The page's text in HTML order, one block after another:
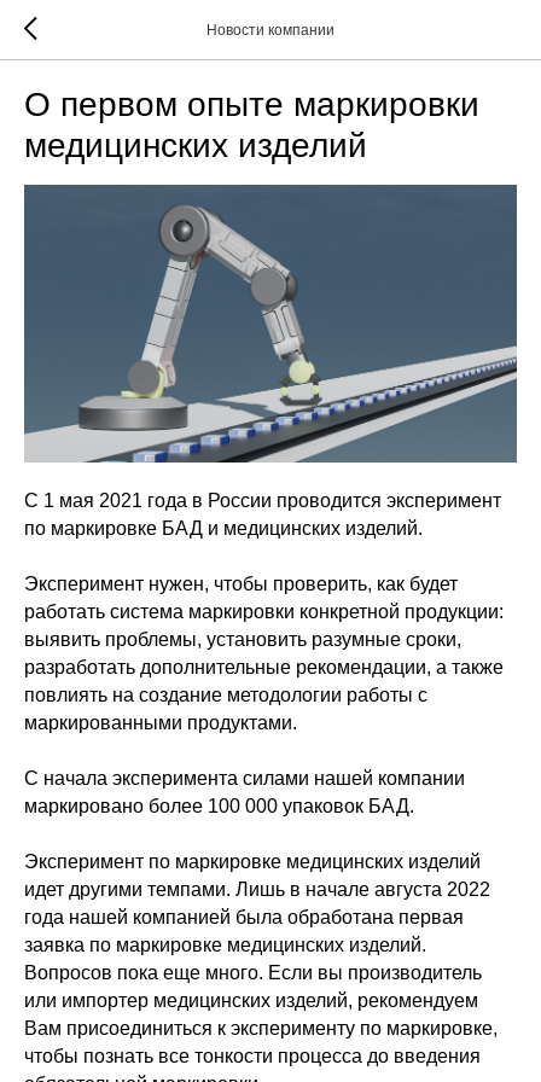
Новости компании
О первом опыте маркировки
медицинских изделий
С 1 мая 2021 года в России проводится эксперимент
по маркировке БАД и медицинских изделий.
Эксперимент нужен, чтобы проверить, как будет
работать система маркировки конкретной продукции:
выявить проблемы, установить разумные сроки,
разработать дополнительные рекомендации, а также
повлиять на создание методологии работы с
маркированными продуктами.
С начала эксперимента силами нашей компании
маркировано более 100 000 упаковок БАД.
Эксперимент по маркировке медицинских изделий
идет другими темпами. Лишь в начале августа 2022
года нашей компанией была обработана первая
заявка по маркировке медицинских изделий.
Вопросов пока еще много. Если вы производитель
или импортер медицинских изделий, рекомендуем
Вам присоединиться к эксперименту по маркировке,
чтобы познать все тонкости процесса до введения